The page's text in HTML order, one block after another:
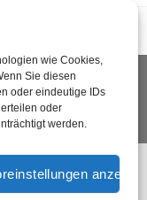
wie Cookies,
Sie diesen
oder eindeutige IDs
oder
werden.
anzeigen
Sofort